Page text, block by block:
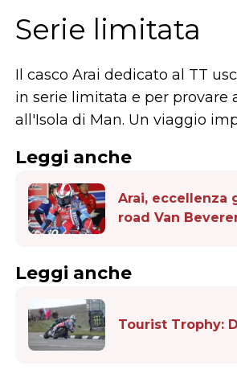
Serie limitata
Il casco Arai dedicato al TT
in serie limitata e per provare
all'Isola di Man. Un viaggio
Leggi anche
Arai, eccellenza
road Van
Leggi anche
Tourist Trophy: